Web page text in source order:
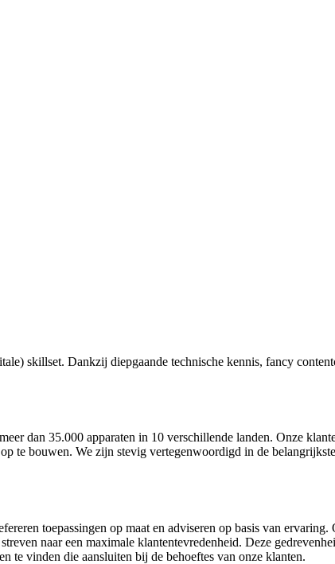
skillset. Dankzij diepgaande technische kennis, fancy
dan 35.000 apparaten in 10 verschillende landen. Onze
te bouwen. We zijn stevig vertegenwoordigd in de
toepassingen op maat en adviseren op basis van
naar een maximale klantentevredenheid. Deze
te vinden die aansluiten bij de behoeftes van onze klanten.